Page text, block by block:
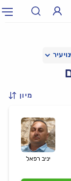
מיון
יניב רפאל